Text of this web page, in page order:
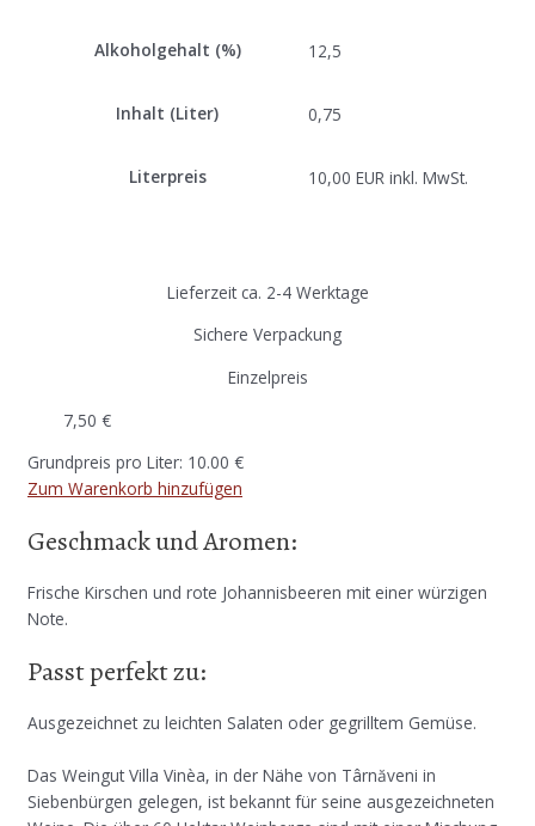
Alkoholgehalt (%) 12,5
Inhalt (Liter) 0,75
Literpreis 10,00 EUR inkl. MwSt.
Lieferzeit ca. 2-4 Werktage
Sichere Verpackung
Einzelpreis
7,50 €
Grundpreis pro Liter: 10.00 €
Zum Warenkorb hinzufügen
Geschmack und Aromen:
Frische Kirschen und rote Johannisbeeren mit einer würzigen
Note.
Passt perfekt zu:
Ausgezeichnet zu leichten Salaten oder gegrilltem Gemüse.
Das Weingut Villa Vinèa, in der Nähe von Târnăveni in
Siebenbürgen gelegen, ist bekannt für seine ausgezeichneten